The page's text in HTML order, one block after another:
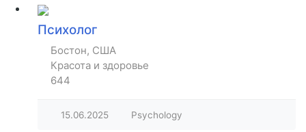
Психолог
Бостон, США
Красота и здоровье
644
15.06.2025 Psychology